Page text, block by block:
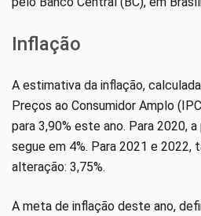
Inflação
A estimativa da inflação,
Preços ao Consumidor Amplo
para 3,90% este ano. Para 2020,
segue em 4%. Para 2021 e 2022,
alteração: 3,75%.
A meta de inflação deste ano,